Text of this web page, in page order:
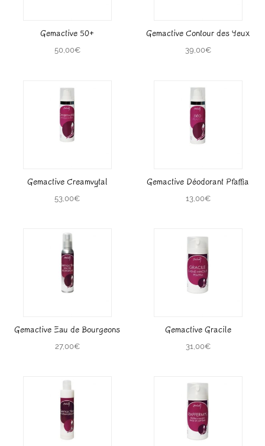
Gemactive 50+
50,00€
Gemactive Contour des Yeux
39,00€
Gemactive Creamvytal
53,00€
Gemactive Déodorant Pfaffia
13,00€
Gemactive Eau de Bourgeons
27,00€
Gemactive Gracile
31,00€